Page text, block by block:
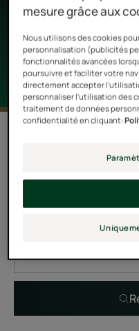
leur composition
vertus
essentielles
Recherche par
mesure grâce aux
Nous utilisons des cookies
personnalisation (publicités
fonctionnalités avancées
poursuivre et faciliter votre
directement accepter
personnaliser l'utilisation des
traitement de données
confidentialité en cliquant: